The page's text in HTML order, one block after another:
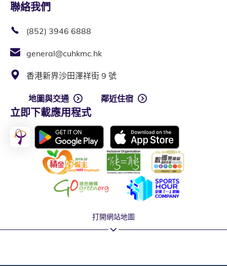
聯絡我們
(852) 3946 6888
general@cuhkmc.hk
香港新界沙田澤祥街 9 號
地圖與交通 鄰近住宿
立即下載應用程式
打開網站地圖